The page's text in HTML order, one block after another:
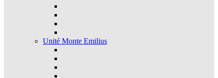
Unité Monte Emilius